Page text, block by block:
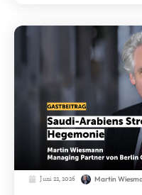
Juni 22, 2026 Martin